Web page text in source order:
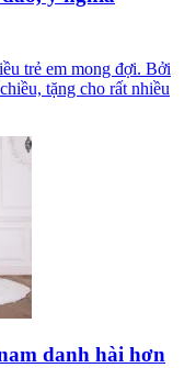
trẻ em mong đợi. Bởi
tặng cho rất nhiều
danh hài hơn